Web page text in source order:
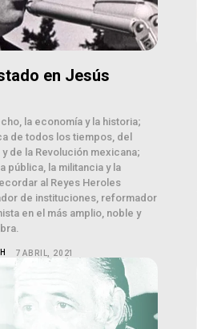
en Jesús
la economía y la historia;
de todos los tiempos, del
de la Revolución mexicana;
pública, la militancia y la
al Reyes Heroles
de instituciones, reformador
en el más amplio, noble y
7 ABRIL, 2021